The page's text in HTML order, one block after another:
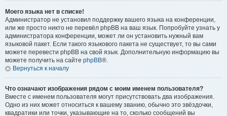
Моего языка нет в списке!
Администратор не установил поддержку вашего языка на конференции,
или же просто никто не перевёл phpBB на ваш язык. Попробуйте узнать у
администратора конференции, может ли он установить нужный вам
языковой пакет. Если такого языкового пакета не существует, то вы сами
можете перевести phpBB на свой язык. Дополнительную информацию вы
можете получить на сайте phpBB®.
Вернуться к началу
Что означают изображения рядом с моим именем пользователя?
Вместе с именем пользователя могут присутствовать два изображения.
Одно из них может относиться к вашему званию, обычно это звёздочки,
квадратики или точки, указывающие на то, сколько сообщений вы